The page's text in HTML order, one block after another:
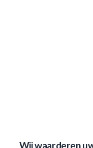
Wij waarderen